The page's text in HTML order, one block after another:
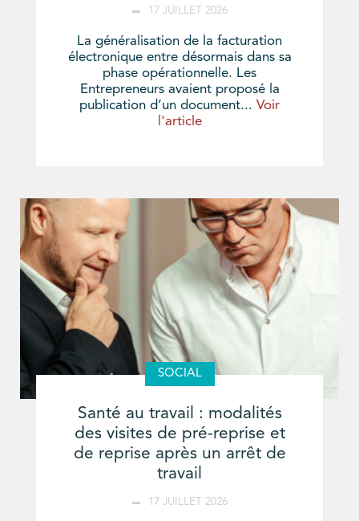
17 JUILLET 2026
La généralisation de la facturation
électronique entre désormais dans sa
phase opérationnelle. Les
Entrepreneurs avaient proposé la
publication d’un document... Voir
l'article
SOCIAL
Santé au travail : modalités
des visites de pré-reprise et
de reprise après un arrêt de
travail
17 JUILLET 2026